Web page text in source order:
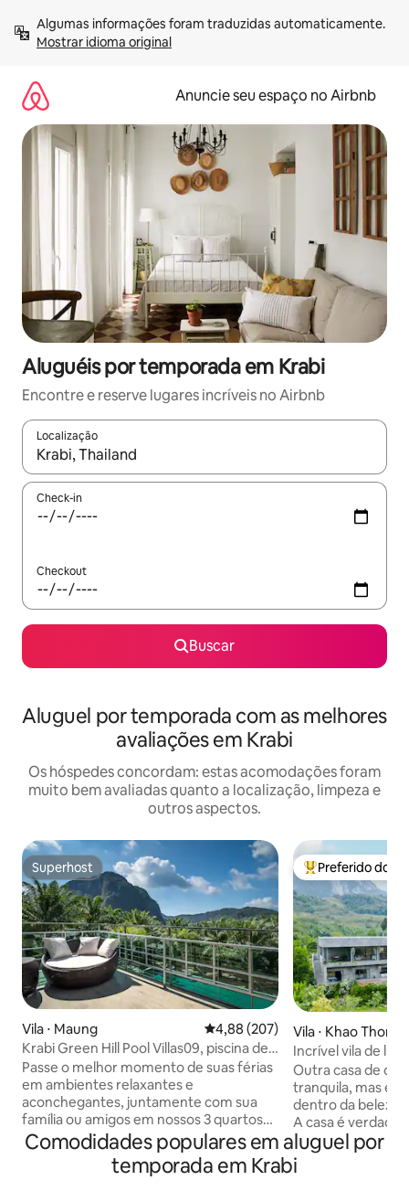
para
Mostrar idioma original
Anuncie seu espaço no Airbnb
Aluguéis por temporada em Krabi
Encontre e reserve lugares incríveis no Airbnb
Localização
Quando os resultados estiverem disponíveis, explore-os
Check-in
Checkout
Buscar
Aluguel por temporada com as melhores
avaliações em Krabi
Os hóspedes concordam: estas acomodações foram
muito bem avaliadas quanto a localização, limpeza e
outros aspectos.
Superhost
Superhost
Vila ⋅ Maung 4,88 de uma avaliação média de
4,88 (207)
Krabi Green Hill Pool Villas09, piscina de 3
quartos, vista para a montanha
Passe o melhor momento de suas férias
em ambientes relaxantes e
aconchegantes, juntamente com sua
família ou amigos em nossos 3 quartos
,bem equipados e contém todas as
instalações que você pode precisar
durante sua estadia, cozinha com
Entre os
Preferido dos
Vila ⋅ Khao Thong
Incrível vila de
inteligente
Outra casa de
tranquila, mas
dentro da beleza
A casa é
prima de
arredores das
Comodidades populares em aluguel por
temporada em Krabi